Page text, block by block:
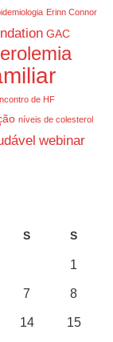
Erinn Connor
GAC
de HF
níveis de colesterol
webinar
S S
1
7 8
14 15